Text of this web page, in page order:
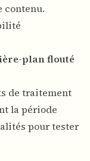
contenu.
plan flouté
de traitement
la période
pour tester